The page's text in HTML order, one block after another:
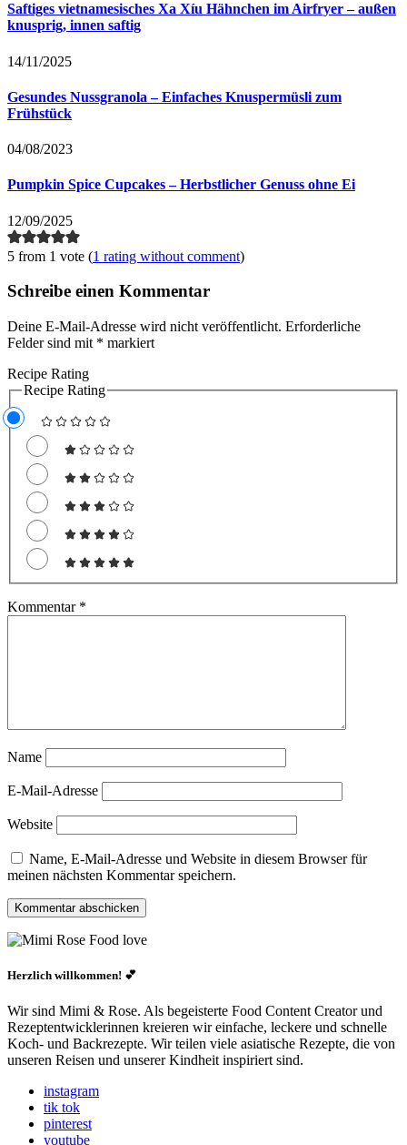
Saftiges vietnamesisches Xa Xíu Hähnchen im Airfryer – außen
knusprig, innen saftig
14/11/2025
Gesundes Nussgranola – Einfaches Knuspermüsli zum
Frühstück
04/08/2023
Pumpkin Spice Cupcakes – Herbstlicher Genuss ohne Ei
12/09/2025
5 from 1 vote (1 rating without comment)
Schreibe einen Kommentar
Deine E-Mail-Adresse wird nicht veröffentlicht. Erforderliche
Felder sind mit * markiert
Recipe Rating
Recipe Rating
Kommentar *
Name
E-Mail-Adresse
Website
Name, E-Mail-Adresse und Website in diesem Browser für
meinen nächsten Kommentar speichern.
Herzlich willkommen! 💕
Wir sind Mimi & Rose. Als begeisterte Food Content Creator und
Rezeptentwicklerinnen kreieren wir einfache, leckere und schnelle
Koch- und Backrezepte. Wir teilen viele asiatische Rezepte, die von
unseren Reisen und unserer Kindheit inspiriert sind.
instagram
tik tok
pinterest
youtube